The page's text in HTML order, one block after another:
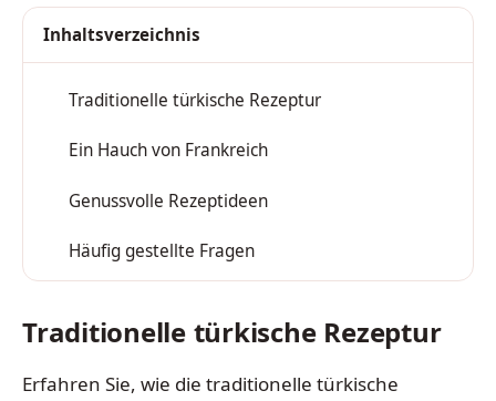
Inhaltsverzeichnis
Traditionelle türkische Rezeptur
Ein Hauch von Frankreich
Genussvolle Rezeptideen
Häufig gestellte Fragen
Traditionelle türkische Rezeptur
Erfahren Sie, wie die traditionelle türkische